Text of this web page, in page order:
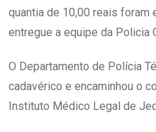
quantia de 10,00 reais foram
entregue a equipe da Policia
O Departamento de Polícia
cadavérico e encaminhou o
Instituto Médico Legal de